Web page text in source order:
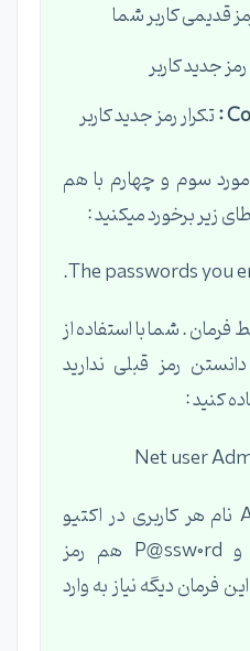
قدیمی کاربر شما
رمز جدید کاربر
تکرار رمز جدید کاربر
سوم و چهارم با هم
زیر برخورد میکنید :
The passwords you
فرمان . شما با استفاده از
رمز قبلی ندارید
کنید :
Net user
در اینجا Administrator نام هر کاربری در اکتیو
دایرکتوری میتونه باشه و P@ssw0rd هم رمز
فرمان دیگه نیاز به وارد